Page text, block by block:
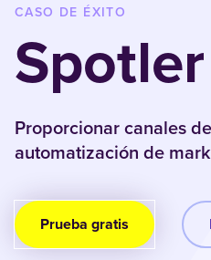
CASO DE ÉXITO
Spotler
Proporcionar canales
automatización de
Prueba gratis